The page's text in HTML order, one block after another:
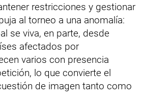
restricciones y gestionar
al torneo a una anomalía:
se viva, en parte, desde
afectados por
varios con presencia
lo que convierte el
de imagen tanto como